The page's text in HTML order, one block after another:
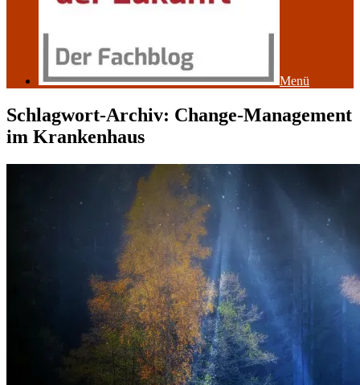
Menü
Schlagwort-Archiv: Change-Management
im Krankenhaus